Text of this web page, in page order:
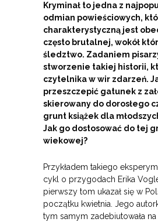
Kryminał to jedna z
odmian powieściowych,
charakterystyczną jest
często brutalnej, wokół
śledztwo. Zadaniem
stworzenie takiej historii,
czytelnika w wir zdarzeń.
przeszczepić gatunek z
skierowany do dorosłego
grunt książek dla
Jak go dostosować do tej
wiekowej?
Przykładem takiego
cykl o przygodach Erika
pierwszy tom ukazał się w
początku kwietnia. Jego
tym samym zadebiutowała